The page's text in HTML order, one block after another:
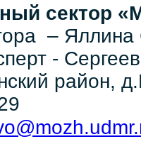
сектор
–
-
район,